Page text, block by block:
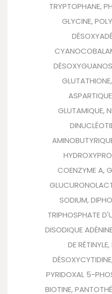
TRYPTOPHANE,
GLYCINE,
GLUTAMIQUE,
COENZYME A,
SODIUM,
TRIPHOSPHATE
DISODIQUE
DE
PYRIDOXAL 5-
BIOTINE,